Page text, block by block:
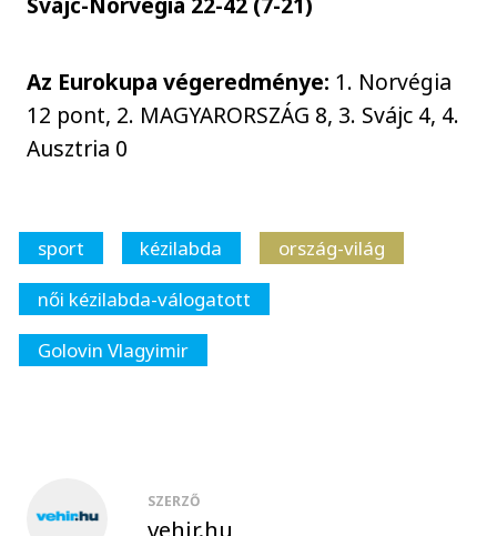
Az Eurokupa végeredménye: 1. Norvégia
12 pont, 2. MAGYARORSZÁG 8, 3. Svájc 4, 4.
Ausztria 0
sport kézilabda
ország-világ
női kézilabda-válogatott
Golovin Vlagyimir
SZERZŐ
vehir.hu